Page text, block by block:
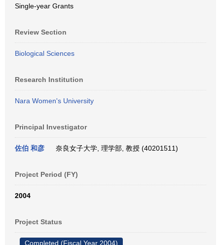
Single-year Grants
Review Section
Biological Sciences
Research Institution
Nara Women's University
Principal Investigator
佐伯 和彦 奈良女子大学, 理学部, 教授 (40201511)
Project Period (FY)
2004
Project Status
Completed (Fiscal Year 2004)